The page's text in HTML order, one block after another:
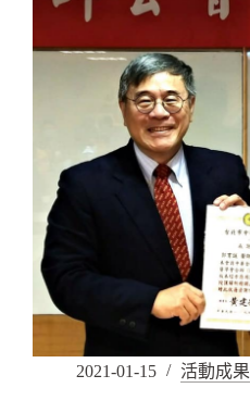
2021-01-15 活動成果